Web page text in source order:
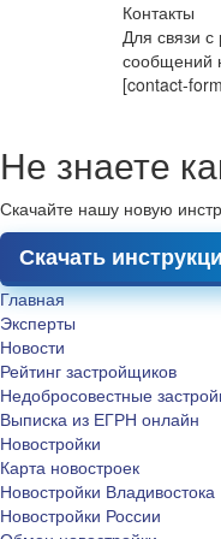
Контакты
Для связи
сообщений
[contact-
Не знаете
Скачайте нашу новую
Скачать
Главная
Эксперты
Новости
Рейтинг застройщиков
Недобросовестные
Выписка из ЕГРН онлайн
Новостройки
Карта новостроек
Новостройки Владивостока
Новостройки России